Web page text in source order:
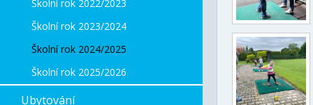
Školní rok 2022/2023
Školní rok 2023/2024
Školní rok 2024/2025
Školní rok 2025/2026
Ubytování